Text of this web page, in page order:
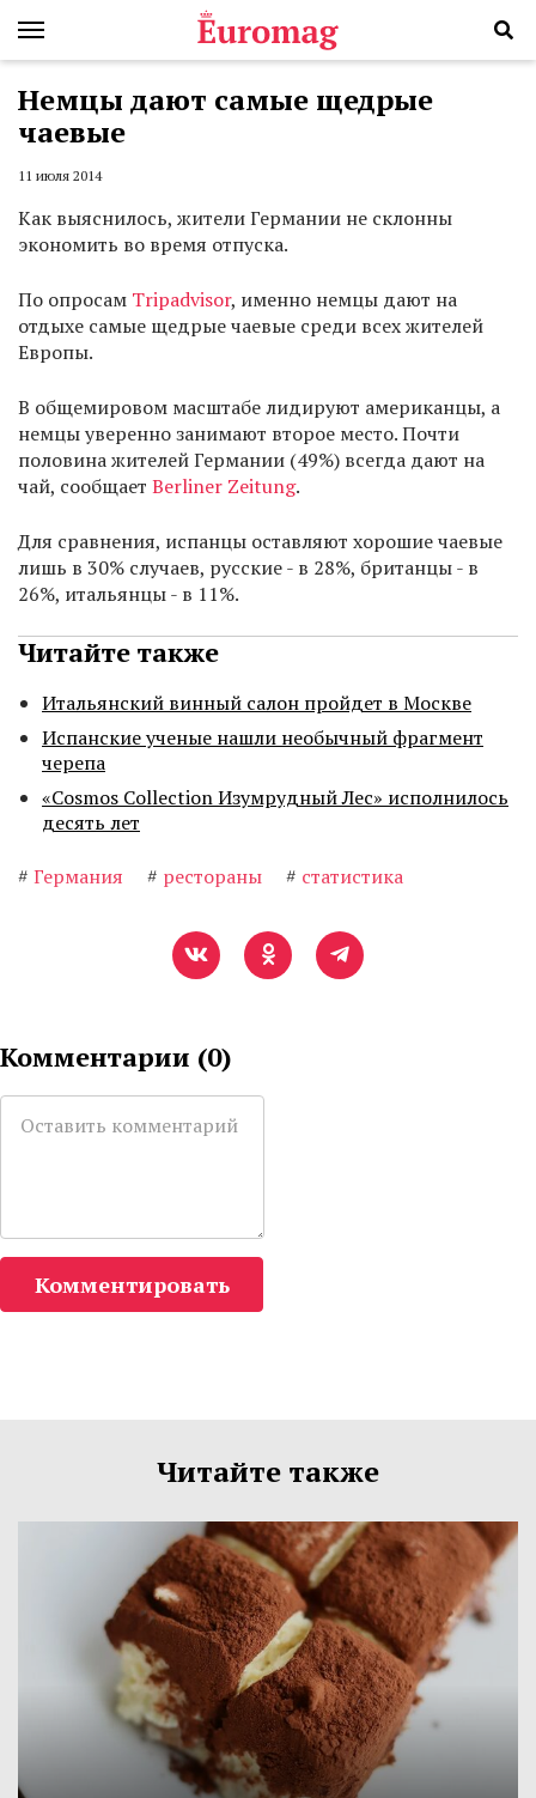
Немцы дают самые щедрые
чаевые
11 июля 2014
Как выяснилось, жители Германии не склонны
экономить во время отпуска.
По опросам Tripadvisor, именно немцы дают на
отдыхе самые щедрые чаевые среди всех жителей
Европы.
В общемировом масштабе лидируют американцы, а
немцы уверенно занимают второе место. Почти
половина жителей Германии (49%) всегда дают на
чай, сообщает Berliner Zeitung.
Для сравнения, испанцы оставляют хорошие чаевые
лишь в 30% случаев, русские - в 28%, британцы - в
26%, итальянцы - в 11%.
Читайте также
Итальянский винный салон пройдет в Москве
Испанские ученые нашли необычный фрагмент
черепа
«Cosmos Collection Изумрудный Лес» исполнилось
десять лет
# Германия # рестораны # статистика
Комментарии (0)
Комментировать
Читайте также